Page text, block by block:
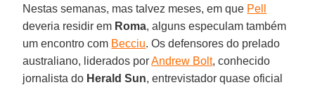
Nestas semanas, mas talvez meses, em que Pell
deveria residir em Roma, alguns especulam também
um encontro com Becciu. Os defensores do prelado
australiano, liderados porAndrew Bolt, conhecido
jornalista do Herald Sun, entrevistador quase oficial